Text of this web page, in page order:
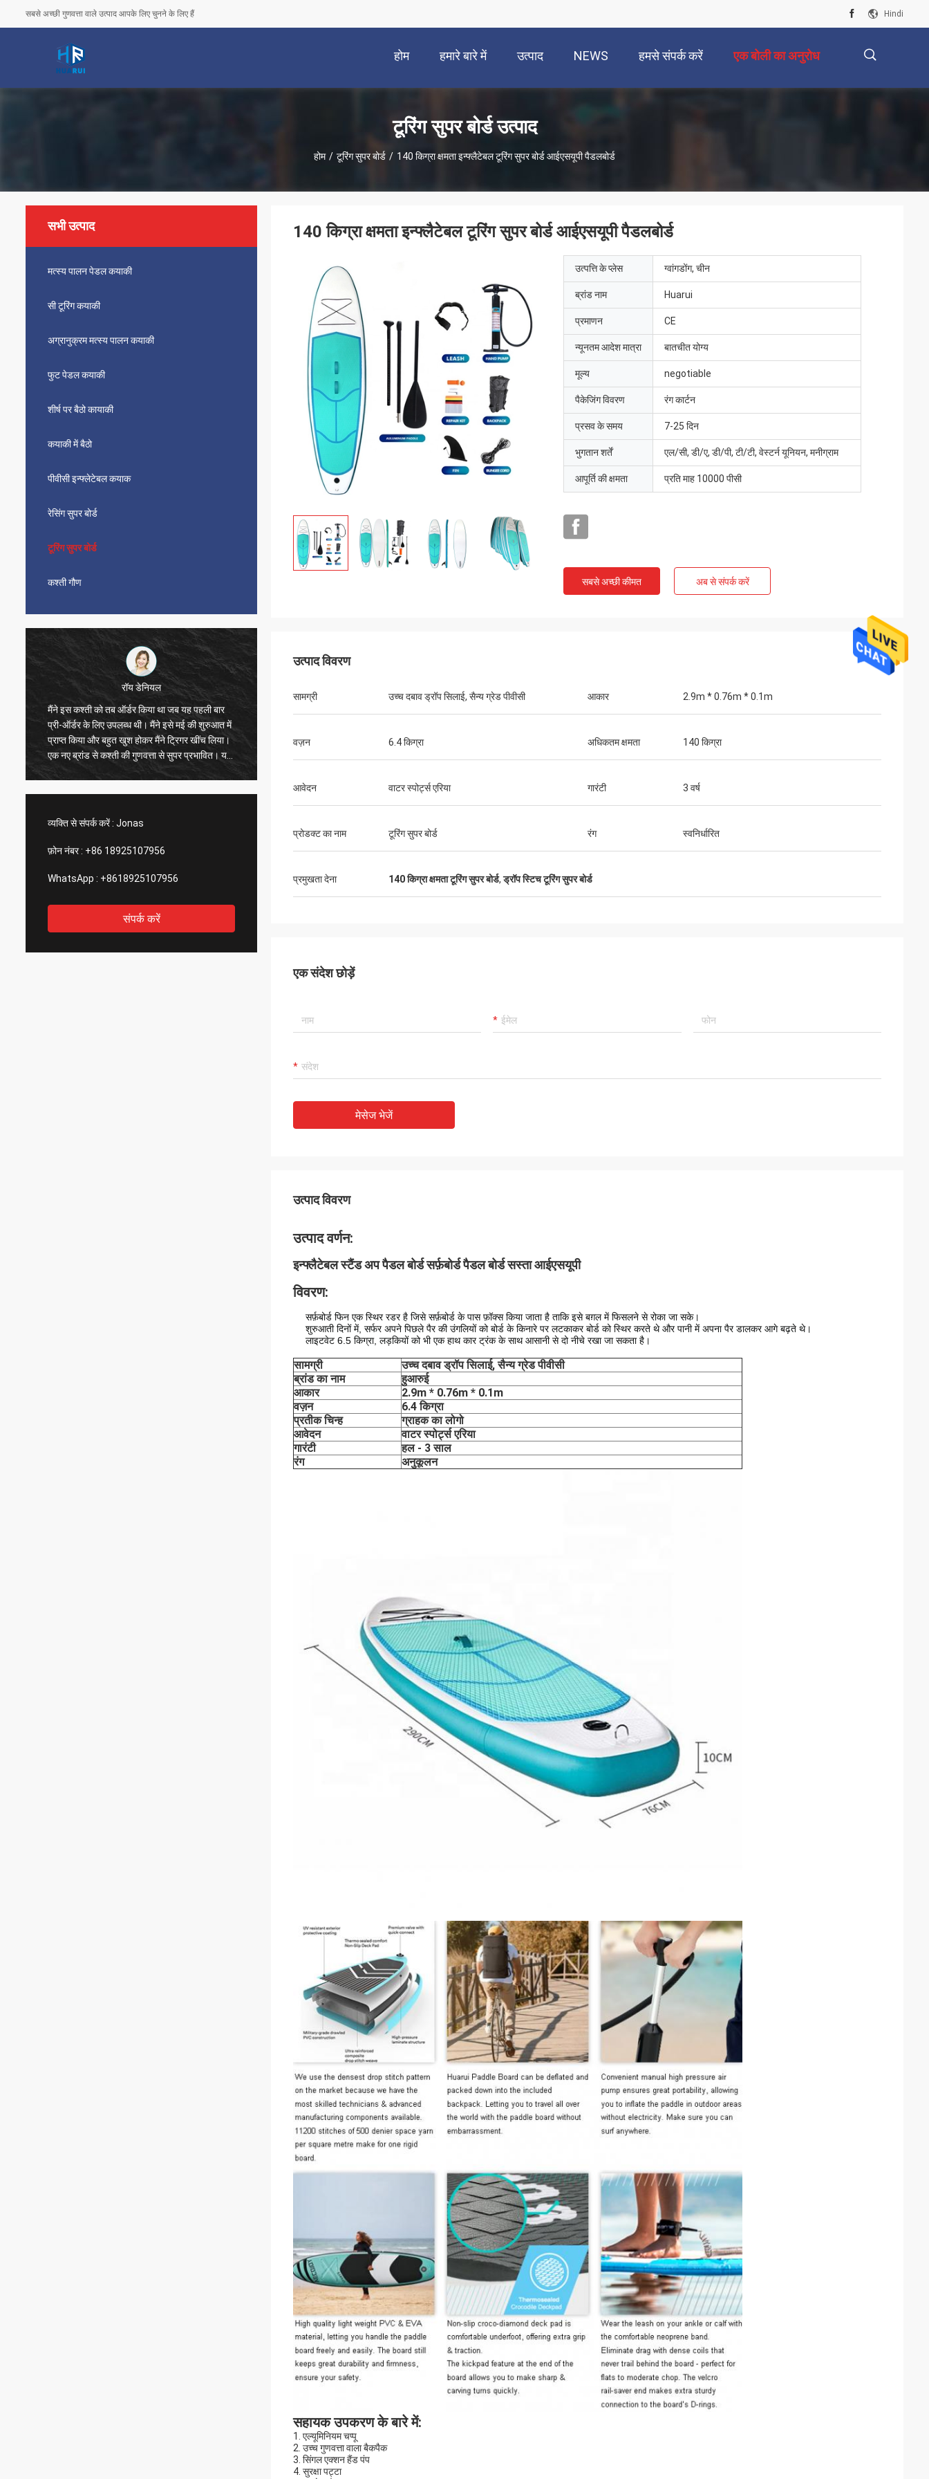
सबसे अच्छी गुणवत्ता वाले उत्पाद आपके लिए चुनने के लिए हैं Hindi
होम हमारे बारे में उत्पाद NEWS हमसे संपर्क करें एक बोली का अनुरोध
टूरिंग सुपर बोर्ड उत्पाद
होम / टूरिंग सुपर बोर्ड / 140 किग्रा क्षमता इन्फ्लैटेबल टूरिंग सुपर बोर्ड आईएसयूपी पैडलबोर्ड
सभी उत्पाद
मत्स्य पालन पेडल कयाकी
सी टूरिंग कयाकी
अग्रानुक्रम मत्स्य पालन कयाकी
फुट पेडल कयाकी
शीर्ष पर बैठो कायाकी
कयाकी में बैठो
पीवीसी इन्फ्लेटेबल कयाक
रेसिंग सुपर बोर्ड
टूरिंग सुपर बोर्ड
कश्ती गौण
रॉय डेनियल
को तब ऑर्डर किया था जब यह पहली बार
के लिए उपलब्ध थी। मैंने इसे मई की शुरुआत में
और बहुत खुश होकर मैंने ट्रिगर खींच लिया।
से कश्ती की गुणवत्ता से सुपर प्रभावित। यह
है और इसमें एक्सेसरीज़ के लिए बहुत सारे
विशेष रूप से पैसे के लिए महान कश्ती। इसमें बहुत सी जगह
है, एक्सेसरीज़ माउंट करने के लिए बहुत सारे स्थान हैं, और
यह सुपर स्टेबल है। सीट बहुत आरामदायक है और फिन
ड्राइव का उपयोग करना आसान है। मछली पकड़ने की
कश्ती में आपको वह सब कुछ मिला है जो आपको चाहिए। मैं
निश्चित रूप से इसे खरीदने की सलाह देता हूं।
व्यक्ति से संपर्क करें : Jonas
फ़ोन नंबर : +86 18925107956
WhatsApp : +8618925107956
संपर्क करें
140 किग्रा क्षमता इन्फ्लैटेबल टूरिंग सुपर बोर्ड आईएसयूपी पैडलबोर्ड
उत्पत्ति के प्लेस ग्वांगडोंग, चीन
ब्रांड नाम Huarui
प्रमाणन CE
न्यूनतम आदेश मात्रा बातचीत योग्य
मूल्य negotiable
पैकेजिंग विवरण रंग कार्टन
प्रसव के समय 7-25 दिन
भुगतान शर्तें एल/सी, डी/ए, डी/पी, टी/टी, वेस्टर्न यूनियन, मनीग्राम
आपूर्ति की क्षमता प्रति माह 10000 पीसी
सबसे अच्छी कीमत अब से संपर्क करें
उत्पाद विवरण
सामग्री उच्च दबाव ड्रॉप सिलाई, सैन्य ग्रेड पीवीसी आकार 2.9m * 0.76m * 0.1m
वज़न 6.4 किग्रा अधिकतम क्षमता 140 किग्रा
आवेदन वाटर स्पोर्ट्स एरिया गारंटी 3 वर्ष
प्रोडक्ट का नाम टूरिंग सुपर बोर्ड रंग स्वनिर्धारित
प्रमुखता देना 140 किग्रा क्षमता टूरिंग सुपर बोर्ड,ड्रॉप स्टिच टूरिंग सुपर बोर्ड
एक संदेश छोड़ें
मेसेज भेजें
उत्पाद विवरण
उत्पाद वर्णन:
इन्फ्लैटेबल स्टैंड अप पैडल बोर्ड सर्फ़बोर्ड पैडल बोर्ड सस्ता आईएसयूपी
विवरण:
सर्फ़बोर्ड फिन एक स्थिर रडर है जिसे सर्फ़बोर्ड के पास फ़ॉक्स किया जाता है ताकि इसे बग़ल में फिसलने से रोका जा सके।
शुरुआती दिनों में, सर्फर अपने पिछले पैर की उंगलियों को बोर्ड के किनारे पर लटकाकर बोर्ड को स्थिर करते थे और पानी में अपना पैर डालकर आगे बढ़ते थे।
लाइटवेट 6.5 किग्रा, लड़कियों को भी एक हाथ कार ट्रंक के साथ आसानी से दो नीचे रखा जा सकता है।
सामग्री
उच्च दबाव ड्रॉप सिलाई, सैन्य ग्रेड पीवीसी
ब्रांड का नाम
हुआरुई
आकार
2.9m * 0.76m * 0.1m
वज़न
6.4 किग्रा
प्रतीक चिन्ह
ग्राहक का लोगो
आवेदन
वाटर स्पोर्ट्स एरिया
गारंटी
हल - 3 साल
रंग
अनुकूलन
सहायक उपकरण के बारे में:
1. एल्यूमिनियम चप्पू
2. उच्च गुणवत्ता वाला बैकपैक
3. सिंगल एक्शन हैंड पंप
4. सुरक्षा पट्टा